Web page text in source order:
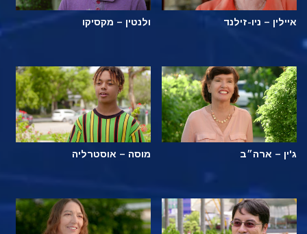
איילין – ניו-זילנד ולנטין – מקסיקו
ג'ין – ארה״ב מוסה – אוסטרליה